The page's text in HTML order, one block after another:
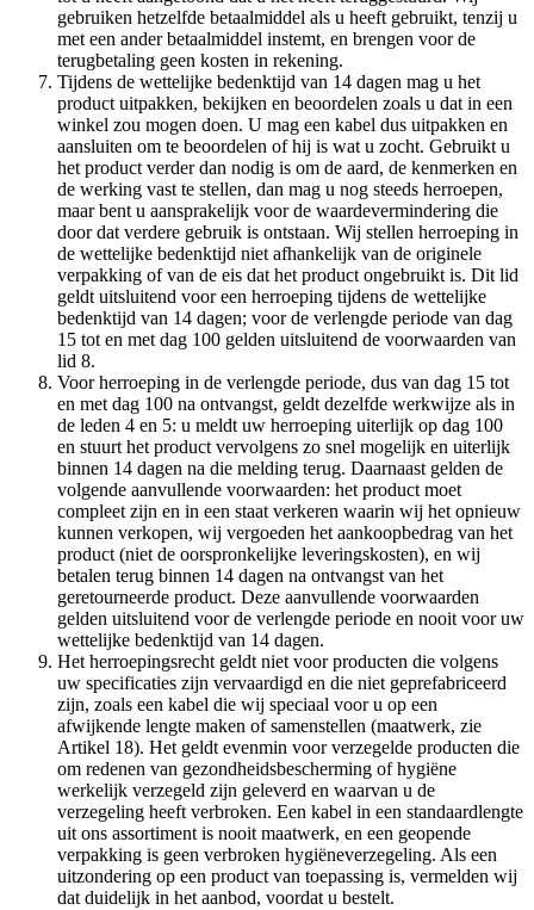
gebruiken hetzelfde betaalmiddel als u heeft gebruikt, tenzij u
met een ander betaalmiddel instemt, en brengen voor de
terugbetaling geen kosten in rekening.
Tijdens de wettelijke bedenktijd van 14 dagen mag u het
product uitpakken, bekijken en beoordelen zoals u dat in een
winkel zou mogen doen. U mag een kabel dus uitpakken en
aansluiten om te beoordelen of hij is wat u zocht. Gebruikt u
het product verder dan nodig is om de aard, de kenmerken en
de werking vast te stellen, dan mag u nog steeds herroepen,
maar bent u aansprakelijk voor de waardevermindering die
door dat verdere gebruik is ontstaan. Wij stellen herroeping in
de wettelijke bedenktijd niet afhankelijk van de originele
verpakking of van de eis dat het product ongebruikt is. Dit lid
geldt uitsluitend voor een herroeping tijdens de wettelijke
bedenktijd van 14 dagen; voor de verlengde periode van dag
15 tot en met dag 100 gelden uitsluitend de voorwaarden van
lid 8.
Voor herroeping in de verlengde periode, dus van dag 15 tot
en met dag 100 na ontvangst, geldt dezelfde werkwijze als in
de leden 4 en 5: u meldt uw herroeping uiterlijk op dag 100
en stuurt het product vervolgens zo snel mogelijk en uiterlijk
binnen 14 dagen na die melding terug. Daarnaast gelden de
volgende aanvullende voorwaarden: het product moet
compleet zijn en in een staat verkeren waarin wij het opnieuw
kunnen verkopen, wij vergoeden het aankoopbedrag van het
product (niet de oorspronkelijke leveringskosten), en wij
betalen terug binnen 14 dagen na ontvangst van het
geretourneerde product. Deze aanvullende voorwaarden
gelden uitsluitend voor de verlengde periode en nooit voor uw
wettelijke bedenktijd van 14 dagen.
Het herroepingsrecht geldt niet voor producten die volgens
uw specificaties zijn vervaardigd en die niet geprefabriceerd
zijn, zoals een kabel die wij speciaal voor u op een
afwijkende lengte maken of samenstellen (maatwerk, zie
Artikel 18). Het geldt evenmin voor verzegelde producten die
om redenen van gezondheidsbescherming of hygiëne
werkelijk verzegeld zijn geleverd en waarvan u de
verzegeling heeft verbroken. Een kabel in een standaardlengte
uit ons assortiment is nooit maatwerk, en een geopende
verpakking is geen verbroken hygiëneverzegeling. Als een
uitzondering op een product van toepassing is, vermelden wij
dat duidelijk in het aanbod, voordat u bestelt.